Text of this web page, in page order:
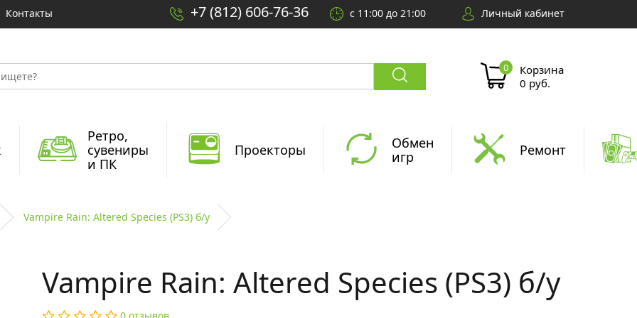
Контакты +7 (812) 606-76-36 с 11:00 до 21:00 Личный кабинет
Корзина
0 руб.
Ретро,
сувениры
и ПК
Проекторы
Обмен
игр
Ремонт
Vampire Rain: Altered Species (PS3) б/у
Vampire Rain: Altered Species (PS3) б/у